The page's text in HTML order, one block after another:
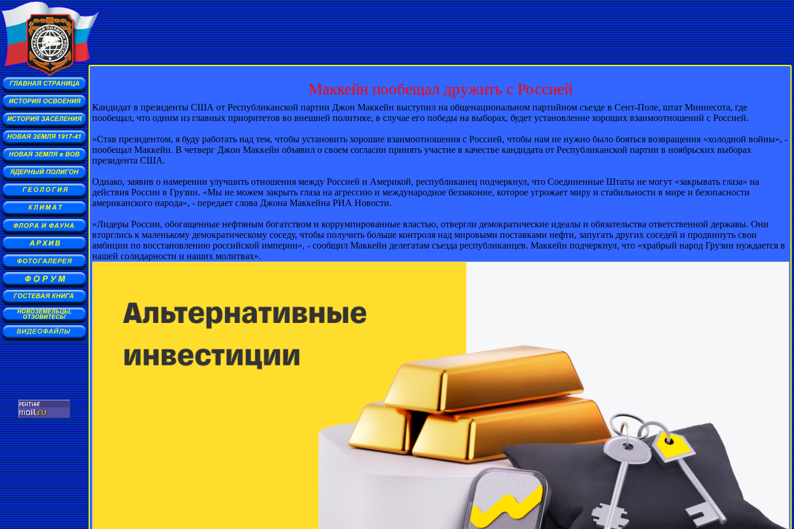
Маккейн пообещал дружить с Россией
Кандидат в президенты США от Республиканской партии Джон Маккейн выступил на общенациональном партийном съезде в Сент-Поле, штат Миннесота, где
пообещал, что одним из главных приоритетов во внешней политике, в случае его победы на выборах, будет установление хороших взаимоотношений с Россией.
«Став президентом, я буду работать над тем, чтобы установить хорошие взаимоотношения с Россией, чтобы нам не нужно было бояться возвращения «холодной войны», -
пообещал Маккейн. В четверг Джон Маккейн объявил о своем согласии принять участие в качестве кандидата от Республиканской партии в ноябрьских выборах
президента США.
Однако, заявив о намерении улучшить отношения между Россией и Америкой, республиканец подчеркнул, что Соединенные Штаты не могут «закрывать глаза» на
действия России в Грузии. «Мы не можем закрыть глаза на агрессию и международное беззаконие, которое угрожает миру и стабильности в мире и безопасности
американского народа», - передает слова Джона Маккейна РИА Новости.
«Лидеры России, обогащенные нефтяным богатством и коррумпированные властью, отвергли демократические идеалы и обязательства ответственной державы. Они
вторглись к маленькому демократическому соседу, чтобы получить больше контроля над мировыми поставками нефти, запугать других соседей и продвинуть свои
амбиции по восстановлению российской империи», - сообщил Маккейн делегатам съезда республиканцев. Маккейн подчеркнул, что «храбрый народ Грузии нуждается в
нашей солидарности и наших молитвах».